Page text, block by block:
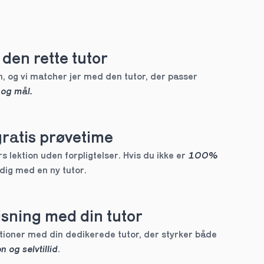
rette tutor
og vi matcher jer med den tutor, der passer
mål.
prøvetime
lektion uden forpligtelser. Hvis du ikke er 100%
med en ny tutor.
med din tutor
og selvtillid.